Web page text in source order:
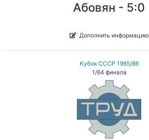
Абовян - 5:0
Дополнить информацию
Кубок СССР 1985/86
1/64 финала